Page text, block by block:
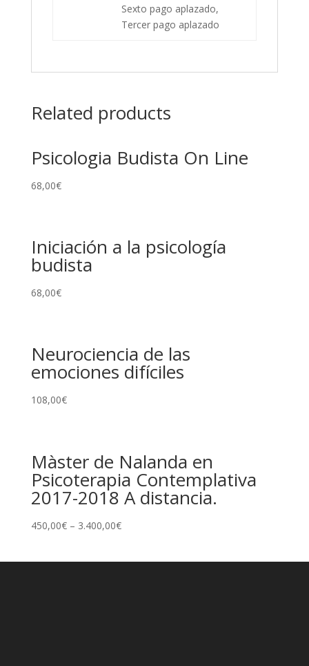
Sexto pago aplazado,
Tercer pago aplazado
Related products
Psicologia Budista On Line
68,00€
Iniciación a la psicología
budista
68,00€
Neurociencia de las
emociones difíciles
108,00€
Màster de Nalanda en
Psicoterapia Contemplativa
2017-2018 A distancia.
450,00€– 3.400,00€